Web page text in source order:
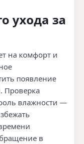
ухода за
на комфорт и
появление
Проверка
влажности —
в